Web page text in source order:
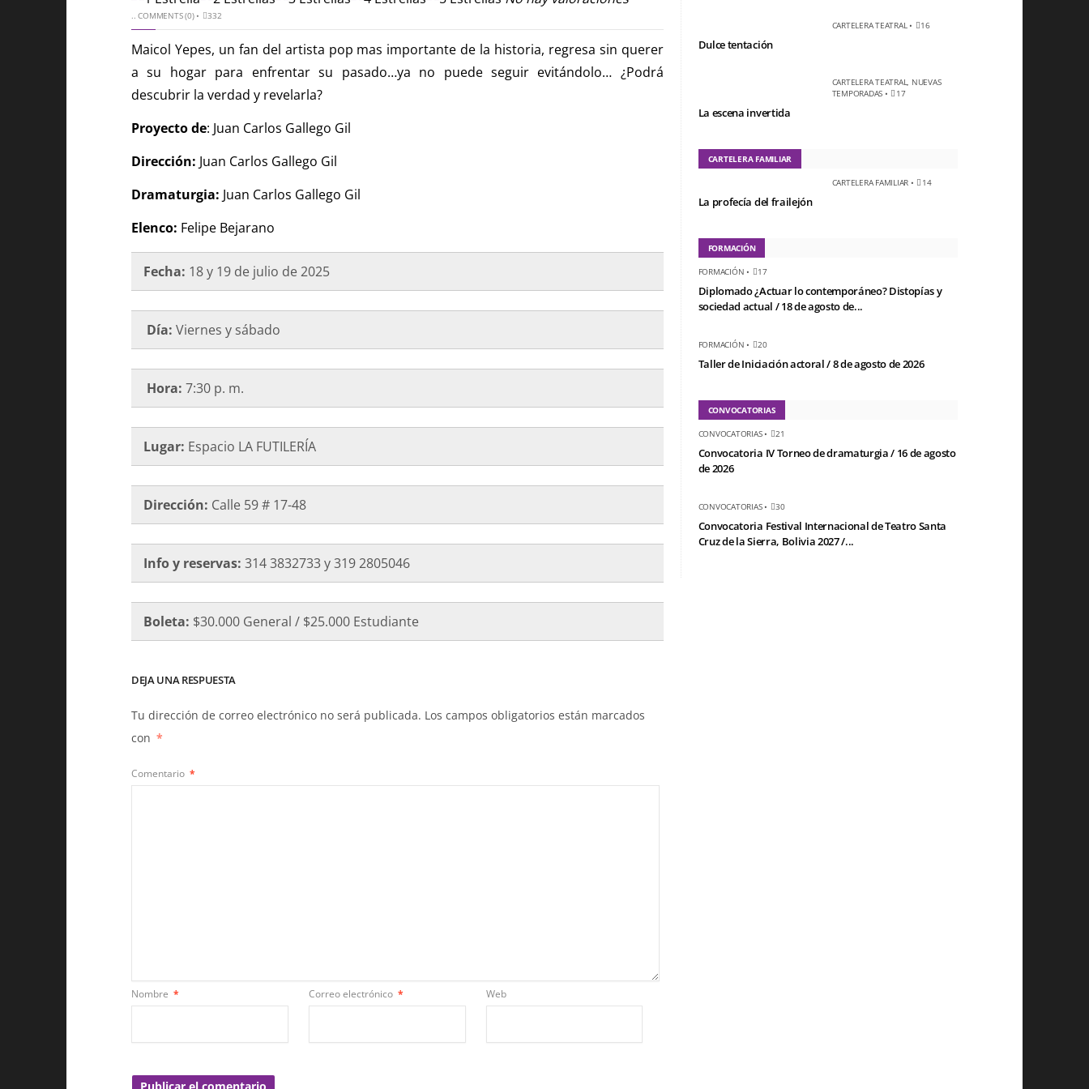
..COMMENTS (0)• 332
Maicol Yepes, un fan del artista pop mas importante de la historia, regresa sin querer
a su hogar para enfrentar su pasado…ya no puede seguir evitándolo… ¿Podrá
descubrir la verdad y revelarla?
Proyecto de: Juan Carlos Gallego Gil
Dirección: Juan Carlos Gallego Gil
Dramaturgia: Juan Carlos Gallego Gil
Elenco: Felipe Bejarano
Fecha: 18 y 19 de julio de 2025
Día: Viernes y sábado
Hora: 7:30 p. m.
Lugar: Espacio LA FUTILERÍA
Dirección: Calle 59 # 17-48
Info y reservas: 314 3832733 y 319 2805046
Boleta: $30.000 General / $25.000 Estudiante
DEJA UNA RESPUESTA
Tu dirección de correo electrónico no será publicada. Los campos obligatorios están marcados
con *
Comentario *
Nombre * Correo electrónico * Web
CARTELERA TEATRAL• 16
Dulce tentación
CARTELERA TEATRAL, NUEVAS
TEMPORADAS • 17
La escena invertida
CARTELERA FAMILIAR
CARTELERA FAMILIAR • 14
La profecía del frailejón
FORMACIÓN
FORMACIÓN • 17
Diplomado ¿Actuar lo contemporáneo? Distopías y
sociedad actual / 18 de agosto de...
FORMACIÓN • 20
Taller de Iniciación actoral / 8 de agosto de 2026
CONVOCATORIAS
CONVOCATORIAS• 21
Convocatoria IV Torneo de dramaturgia / 16 de agosto
de 2026
CONVOCATORIAS• 30
Convocatoria Festival Internacional de Teatro Santa
Cruz de la Sierra, Bolivia 2027 /...